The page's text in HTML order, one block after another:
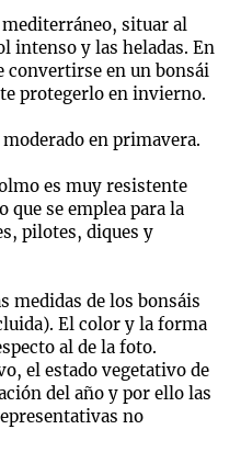
situar al
intenso y las heladas. En
convertirse en un bonsái
protegerlo en invierno.
en primavera.
es muy resistente
que se emplea para la
pilotes, diques y
medidas de los bonsáis
El color y la forma
al de la foto.
el estado vegetativo de
del año y por ello las
no